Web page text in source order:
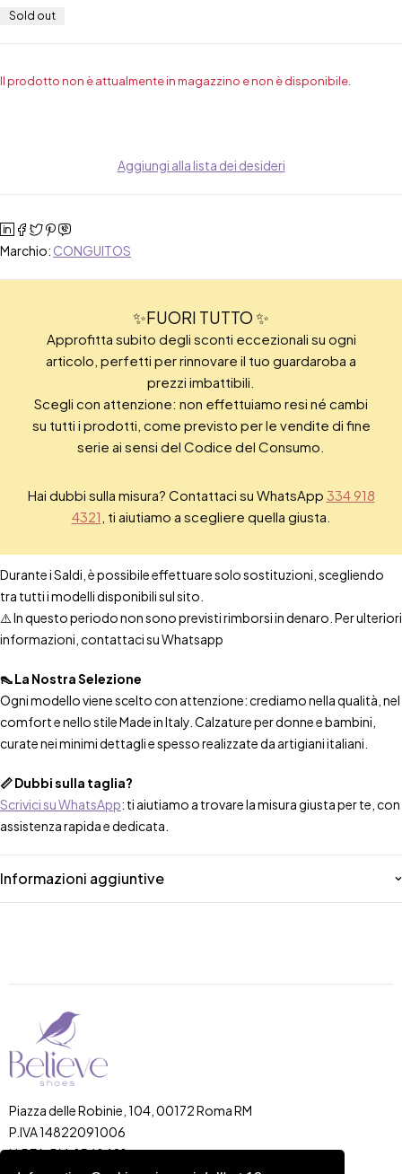
Sold out
Il prodotto non è attualmente in magazzino e non è disponibile.
Aggiungi alla lista dei desideri
Marchio: CONGUITOS
✨FUORI TUTTO ✨
Approfitta subito degli sconti eccezionali su ogni
articolo, perfetti per rinnovare il tuo guardaroba a
prezzi imbattibili.
Scegli con attenzione: non effettuiamo resi né cambi
su tutti i prodotti, come previsto per le vendite di fine
serie ai sensi del Codice del Consumo.
Hai dubbi sulla misura? Contattaci su WhatsApp 334 918
4321 , ti aiutiamo a scegliere quella giusta.
Durante i Saldi, è possibile effettuare solo sostituzioni, scegliendo
tra tutti i modelli disponibili sul sito.
⚠️ In questo periodo non sono previsti rimborsi in denaro. Per ulteriori
informazioni, contattaci su Whatsapp
👠 La Nostra Selezione
Ogni modello viene scelto con attenzione: crediamo nella qualità, nel
comfort e nello stile Made in Italy. Calzature per donne e bambini,
curate nei minimi dettagli e spesso realizzate da artigiani italiani.
📏 Dubbi sulla taglia?
Scrivici su WhatsApp: ti aiutiamo a trovare la misura giusta per te, con
assistenza rapida e dedicata.
Informazioni aggiuntive
Piazza delle Robinie, 104, 00172 Roma RM
P.IVA 14822091006
N.REA: RM-1548401